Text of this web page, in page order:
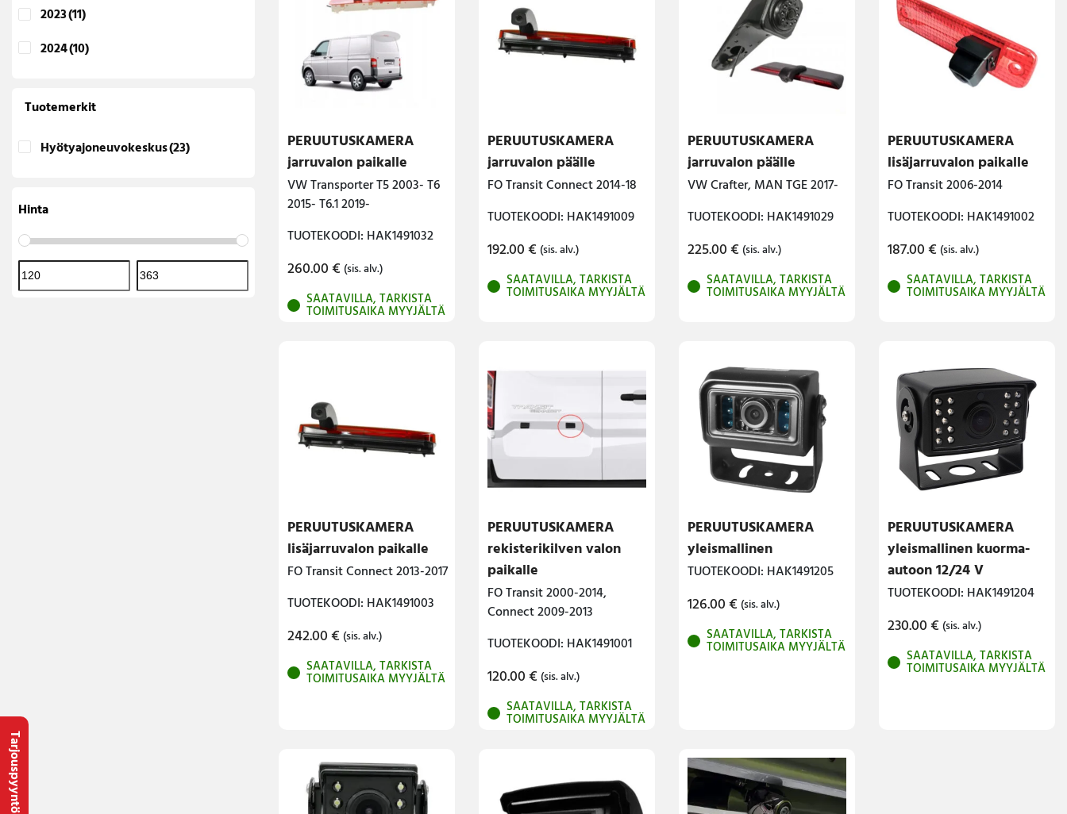
2023(11)
2024(10)
Tuotemerkit
Hyötyajoneuvokeskus(23)
Hinta
PERUUTUSKAMERA
jarruvalon paikalle
VW Transporter T5 2003- T6
2015- T6.1 2019-
TUOTEKOODI: HAK1491032
260.00€ (sis. alv.)
SAATAVILLA, TARKISTA
TOIMITUSAIKA MYYJÄLTÄ
PERUUTUSKAMERA
jarruvalon päälle
FO Transit Connect 2014-18
TUOTEKOODI: HAK1491009
192.00€ (sis. alv.)
SAATAVILLA, TARKISTA
TOIMITUSAIKA MYYJÄLTÄ
PERUUTUSKAMERA
jarruvalon päälle
VW Crafter, MAN TGE 2017-
TUOTEKOODI: HAK1491029
225.00€ (sis. alv.)
SAATAVILLA, TARKISTA
TOIMITUSAIKA MYYJÄLTÄ
PERUUTUSKAMERA
lisäjarruvalon paikalle
FO Transit 2006-2014
TUOTEKOODI: HAK1491002
187.00€ (sis. alv.)
SAATAVILLA, TARKISTA
TOIMITUSAIKA MYYJÄLTÄ
PERUUTUSKAMERA
lisäjarruvalon paikalle
FO Transit Connect 2013-2017
TUOTEKOODI: HAK1491003
242.00€ (sis. alv.)
SAATAVILLA, TARKISTA
TOIMITUSAIKA MYYJÄLTÄ
PERUUTUSKAMERA
rekisterikilven valon
paikalle
FO Transit 2000-2014,
Connect 2009-2013
TUOTEKOODI: HAK1491001
120.00€ (sis. alv.)
SAATAVILLA, TARKISTA
TOIMITUSAIKA MYYJÄLTÄ
PERUUTUSKAMERA
yleismallinen
TUOTEKOODI: HAK1491205
126.00€ (sis. alv.)
SAATAVILLA, TARKISTA
TOIMITUSAIKA MYYJÄLTÄ
PERUUTUSKAMERA
yleismallinen kuorma-
autoon 12/24 V
TUOTEKOODI: HAK1491204
230.00€ (sis. alv.)
SAATAVILLA, TARKISTA
TOIMITUSAIKA MYYJÄLTÄ
Tarjouspyyntö